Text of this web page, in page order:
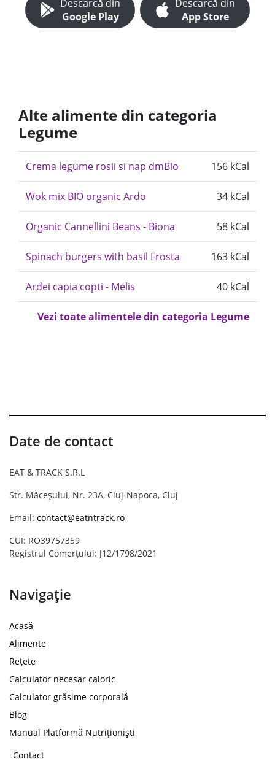
Descarcă din
Google Play
Descarcă din
App Store
Alte alimente din categoria
Legume
Crema legume rosii si nap dmBio 156 kCal
Wok mix BIO organic Ardo 34 kCal
Organic Cannellini Beans - Biona 58 kCal
Spinach burgers with basil Frosta 163 kCal
Ardei capia copti - Melis 40 kCal
Vezi toate alimentele din categoria Legume
Date de contact
EAT & TRACK S.R.L
Str. Măceșului, Nr. 23A, Cluj-Napoca, Cluj
Email: contact@eatntrack.ro
CUI: RO39757359
Registrul Comerțului: J12/1798/2021
Navigație
Acasă
Alimente
Rețete
Calculator necesar caloric
Calculator grăsime corporală
Blog
Manual Platformă Nutriționiști
Contact